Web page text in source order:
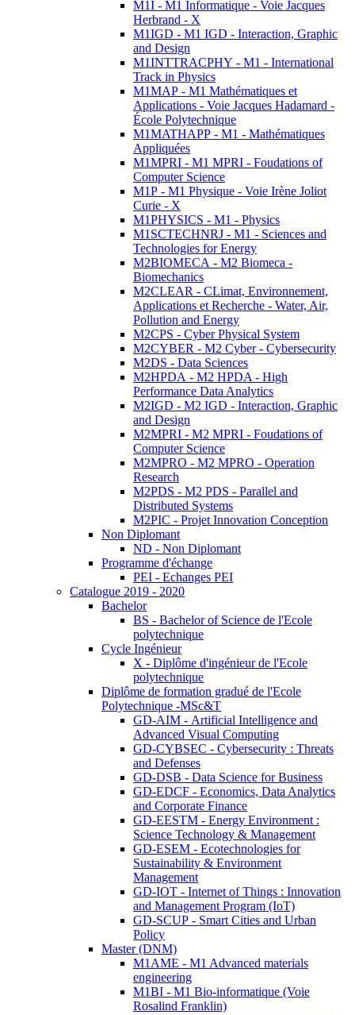
M1I - M1 Informatique - Voie Jacques
Herbrand - X
M1IGD - M1 IGD - Interaction, Graphic
and Design
M1INTTRACPHY - M1 - International
Track in Physics
M1MAP - M1 Mathématiques et
Applications - Voie Jacques Hadamard -
École Polytechnique
M1MATHAPP - M1 - Mathématiques
Appliquées
M1MPRI - M1 MPRI - Foudations of
Computer Science
M1P - M1 Physique - Voie Irène Joliot
Curie - X
M1PHYSICS - M1 - Physics
M1SCTECHNRJ - M1 - Sciences and
Technologies for Energy
M2BIOMECA - M2 Biomeca -
Biomechanics
M2CLEAR - CLimat, Environnement,
Applications et Recherche - Water, Air,
Pollution and Energy
M2CPS - Cyber Physical System
M2CYBER - M2 Cyber - Cybersecurity
M2DS - Data Sciences
M2HPDA - M2 HPDA - High
Performance Data Analytics
M2IGD - M2 IGD - Interaction, Graphic
and Design
M2MPRI - M2 MPRI - Foudations of
Computer Science
M2MPRO - M2 MPRO - Operation
Research
M2PDS - M2 PDS - Parallel and
Distributed Systems
M2PIC - Projet Innovation Conception
Non Diplomant
ND - Non Diplomant
Programme d'échange
PEI - Echanges PEI
Catalogue 2019 - 2020
Bachelor
BS - Bachelor of Science de l'Ecole
polytechnique
Cycle Ingénieur
X - Diplôme d'ingénieur de l'Ecole
polytechnique
Diplôme de formation gradué de l'Ecole
Polytechnique -MSc&T
GD-AIM - Artificial Intelligence and
Advanced Visual Computing
GD-CYBSEC - Cybersecurity : Threats
and Defenses
GD-DSB - Data Science for Business
GD-EDCF - Economics, Data Analytics
and Corporate Finance
GD-EESTM - Energy Environment :
Science Technology & Management
GD-ESEM - Ecotechnologies for
Sustainability & Environment
Management
GD-IOT - Internet of Things : Innovation
and Management Program (IoT)
GD-SCUP - Smart Cities and Urban
Policy
Master (DNM)
M1AME - M1 Advanced materials
engineering
M1BI - M1 Bio-informatique (Voie
Rosalind Franklin)